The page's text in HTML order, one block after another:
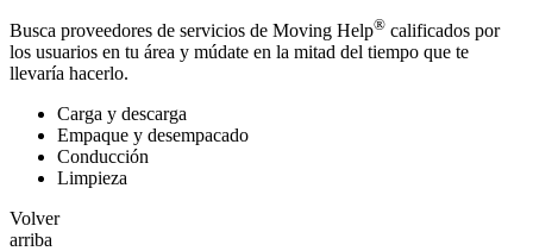
Busca proveedores de servicios de Moving Help® calificados por
los usuarios en tu área y múdate en la mitad del tiempo que te
llevaría hacerlo.
Carga y descarga
Empaque y desempacado
Conducción
Limpieza
Volver
arriba